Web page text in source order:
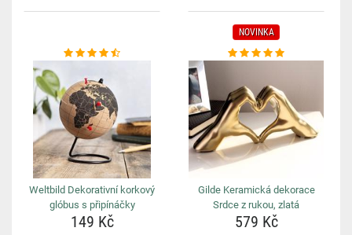
Weltbild Dekorativní korkový
glóbus s připínáčky
149 Kč
NOVINKA
Gilde Keramická dekorace
Srdce z rukou, zlatá
579 Kč